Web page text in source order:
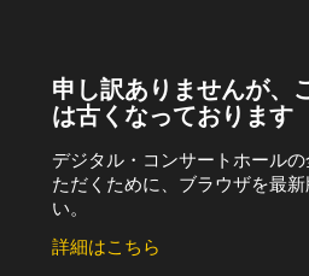
申し訳ありませんが、
は古くなっております
デジタル・コンサートホール
ただくために、ブラウザを最
い。
詳細はこちら